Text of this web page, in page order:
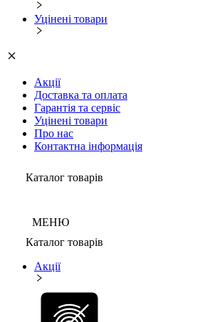
Уцінені товари
Акції
Доставка та оплата
Гарантія та сервіс
Уцінені товари
Про нас
Контактна інформація
Каталог товарів
МЕНЮ
Каталог товарів
Акції